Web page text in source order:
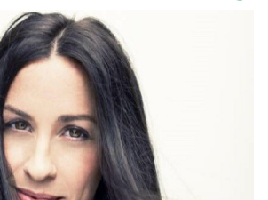
Seguici sui social